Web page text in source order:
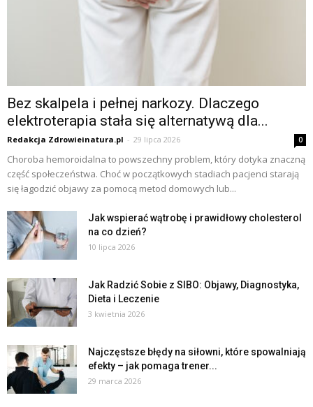
Bez skalpela i pełnej narkozy. Dlaczego
elektroterapia stała się alternatywą dla...
Redakcja Zdrowieinatura.pl - 29 lipca 2026 0
Choroba hemoroidalna to powszechny problem, który dotyka znaczną
część społeczeństwa. Choć w początkowych stadiach pacjenci starają
się łagodzić objawy za pomocą metod domowych lub...
Jak wspierać wątrobę i prawidłowy cholesterol
na co dzień?
10 lipca 2026
Jak Radzić Sobie z SIBO: Objawy, Diagnostyka,
Dieta i Leczenie
3 kwietnia 2026
Najczęstsze błędy na siłowni, które spowalniają
efekty – jak pomaga trener...
29 marca 2026